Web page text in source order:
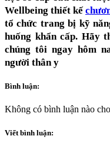
Wellbeing thiết kế
tổ chức trang bị kỹ
huống khẩn cấp. Hãy
chúng tôi ngay hôm
người thân y
Bình luận:
Không có bình luận nào
Viết bình luận: